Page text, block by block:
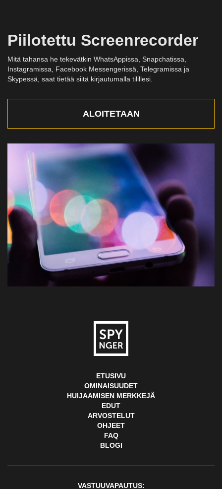
Piilotettu Screenrecorder
Mitä tahansa he tekevätkin WhatsAppissa, Snapchatissa,
Instagramissa, Facebook Messengerissä, Telegramissa ja
Skypessä, saat tietää siitä kirjautumalla tilillesi.
ALOITETAAN
ETUSIVU
OMINAISUUDET
HUIJAAMISEN MERKKEJÄ
EDUT
ARVOSTELUT
OHJEET
FAQ
BLOGI
VASTUUVAPAUTUS: